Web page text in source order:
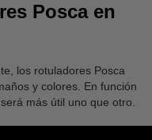
Posca en
los rotuladores Posca
y colores. En función
más útil uno que otro.